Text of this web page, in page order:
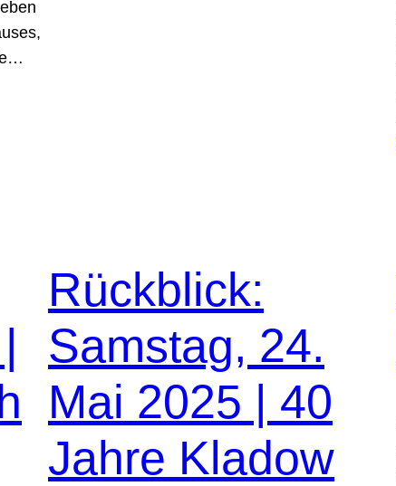
Rückblick:
Samstag, 24.
Mai 2025 | 40
Jahre Kladow